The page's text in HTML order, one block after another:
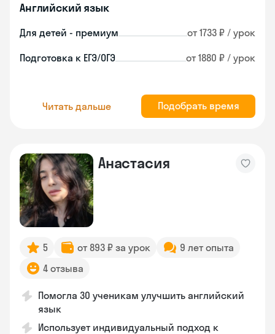
Английский язык
Для детей - премиум от 1733 ₽ / урок
Подготовка к ЕГЭ/ОГЭ от 1880 ₽ / урок
Читать дальше Подобрать время
Анастасия
5 от 893 ₽ за урок
9 лет опыта
4 отзыва
Помогла 30 ученикам улучшить английский
язык
Использует индивидуальный подход к